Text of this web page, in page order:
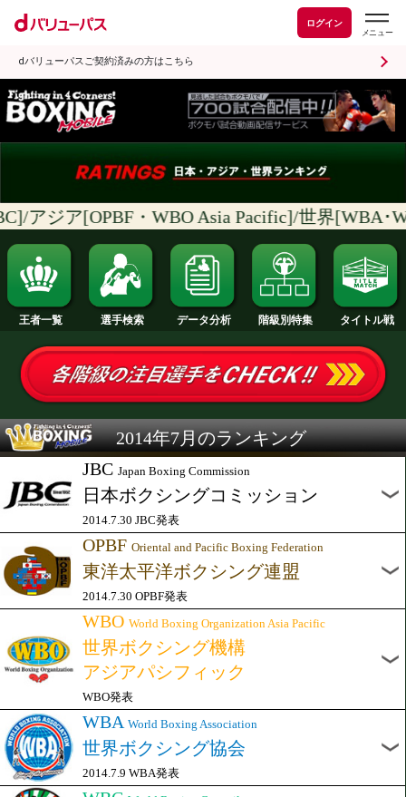
ログイン
dバリューパスご契約済みの方はこちら
アジア[OPBF・WBO Asia Pacific]/世
王者一覧 選手検索 データ分析 階級別特集
2014年7月のランキング
JBCJapan Boxing Commission
日本ボクシングコミッション
2014.7.30 JBC発表
OPBFOriental and Pacific Boxing Federation
東洋太平洋ボクシング連盟
2014.7.30 OPBF発表
WBO World Boxing Organization Asia Pacific
世界ボクシング機構